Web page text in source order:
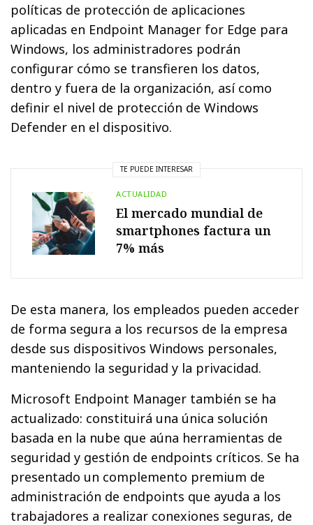
políticas de protección de aplicaciones
aplicadas en Endpoint Manager for Edge para
Windows, los administradores podrán
configurar cómo se transfieren los datos,
dentro y fuera de la organización, así como
definir el nivel de protección de Windows
Defender en el dispositivo.
TE PUEDE INTERESAR
ACTUALIDAD
El mercado mundial de
smartphones factura un
7% más
De esta manera, los empleados pueden acceder
de forma segura a los recursos de la empresa
desde sus dispositivos Windows personales,
manteniendo la seguridad y la privacidad.
Microsoft Endpoint Manager también se ha
actualizado: constituirá una única solución
basada en la nube que aúna herramientas de
seguridad y gestión de endpoints críticos. Se ha
presentado un complemento premium de
administración de endpoints que ayuda a los
trabajadores a realizar conexiones seguras, de